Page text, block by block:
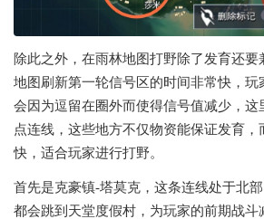
除此之外，在雨林地图打野除了发育还
地图刷新第一轮信号区的时间非常快，玩
会因为逗留在圈外而使得信号值减少，这
点连线，这些地方不仅物资能保证发育，
快，适合玩家进行打野。
首先是克豪镇-塔莫克，这条连线处于北
都会跳到天堂度假村，为玩家的前期战斗